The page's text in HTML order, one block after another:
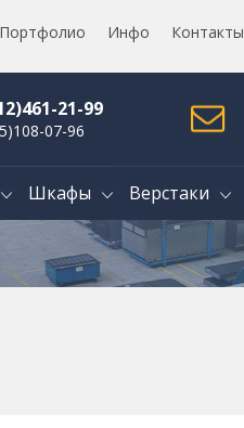
Портфолио Инфо Контакты
21-99
07-96
Шкафы Верстаки